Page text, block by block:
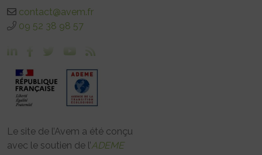
contact@avem.fr
09 52 38 98 57
Le site de l’Avem a été conçu
avec le soutien de l’ADEME